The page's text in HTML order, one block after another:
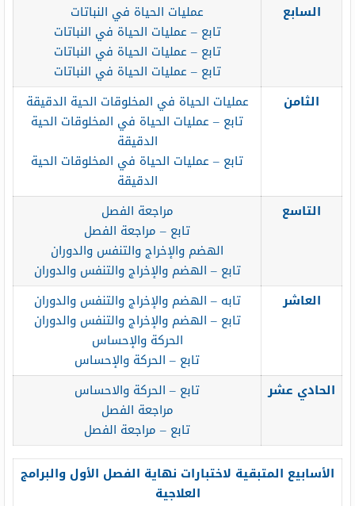
السابع
عمليات الحياة في النباتات
تابع – عمليات الحياة في النباتات
تابع – عمليات الحياة في النباتات
تابع – عمليات الحياة في النباتات
الثامن
عمليات الحياة في المخلوقات الحية الدقيقة
تابع – عمليات الحياة في المخلوقات الحية
الدقيقة
تابع – عمليات الحياة في المخلوقات الحية
الدقيقة
التاسع
مراجعة الفصل
تابع – مراجعة الفصل
الهضم والإخراج والتنفس والدوران
تابع – الهضم والإخراج والتنفس والدوران
العاشر
تابه – الهضم والإخراج والتنفس والدوران
تابع – الهضم والإخراج والتنفس والدوران
الحركة والإحساس
تابع – الحركة والإحساس
الحادي عشر
تابع – الحركة والاحساس
مراجعة الفصل
تابع – مراجعة الفصل
الأسابيع المتبقية لاختبارات نهاية الفصل الأول والبرامج
العلاجية